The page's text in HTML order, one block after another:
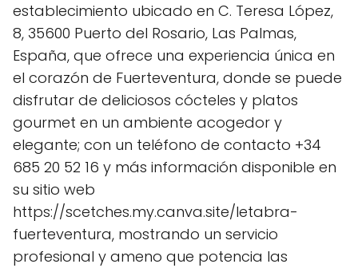
establecimiento ubicado en C. Teresa López,
8, 35600 Puerto del Rosario, Las Palmas,
España, que ofrece una experiencia única en
el corazón de Fuerteventura, donde se puede
disfrutar de deliciosos cócteles y platos
gourmet en un ambiente acogedor y
elegante; con un teléfono de contacto +34
685 20 52 16 y más información disponible en
su sitio web
https://scetches.my.canva.site/letabra-
fuerteventura, mostrando un servicio
profesional y ameno que potencia las